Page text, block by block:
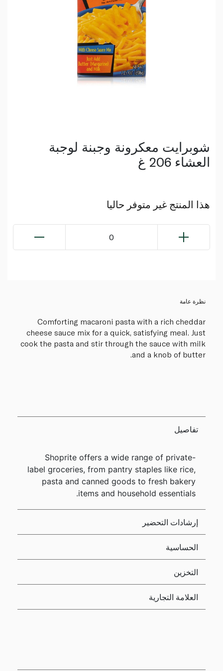
شوبرايت معكرونة وجبنة لوجبة
العشاء 206 غ
هذا المنتج غير متوفر حاليا
0
نظرة عامة
Comforting macaroni pasta with a rich cheddar
cheese sauce mix for a quick, satisfying meal. Just
cook the pasta and stir through the sauce with milk
and a knob of butter.
تفاصيل
Shoprite offers a wide range of private-
label groceries, from pantry staples like rice,
pasta and canned goods to fresh bakery
items and household essentials.
إرشادات التحضير
الحساسية
التخزين
العلامة التجارية